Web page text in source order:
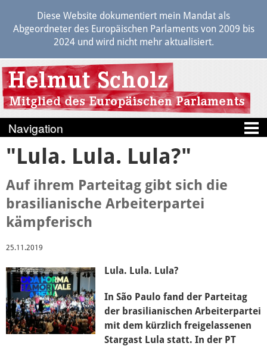
Diese Website dokumentiert mein Mandat als
Abgeordneter des Europäischen Parlaments von 2009 bis
2024 und wird nicht mehr aktualisiert.
Blog
Berichte
Politik
Über mich
Vor Ort
Kontakt
"Lula. Lula. Lula?"
Auf ihrem Parteitag gibt sich die
brasilianische Arbeiterpartei
kämpferisch
25.11.2019
Lula. Lula. Lula?
In São Paulo fand der Parteitag
der brasilianischen Arbeiterpartei
mit dem kürzlich freigelassenen
Stargast Lula statt. In der PT